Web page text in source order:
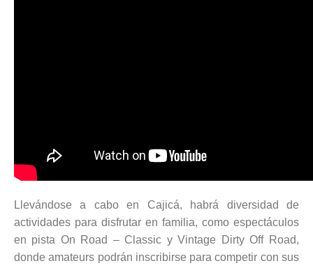
Llevándose a cabo en Cajicá, habrá diversidad de
actividades para disfrutar en familia, como espectáculos
en pista On Road – Classic y Vintage Dirty Off Road,
donde amateurs podrán inscribirse para competir con sus